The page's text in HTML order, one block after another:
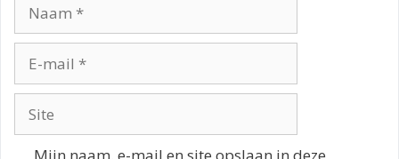
mail
Mijn naam, e-mail en site opslaan in deze